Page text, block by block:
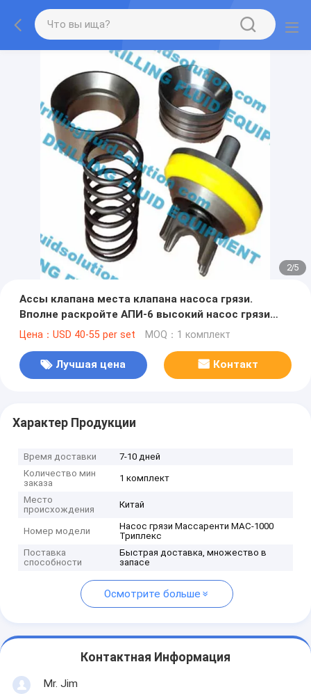
2/5
Ассы клапана места клапана насоса грязи.
Вполне раскройте АПИ-6 высокий насос грязи
легированной стали 20КрМоТи Ф/Массаренти
Цена：USD 40-55 per set MOQ：1 комплект
Лучшая цена Контакт
Характер Продукции
Время доставки
7-10 дней
Количество мин
заказа
1 комплект
Место
происхождения
Китай
Номер модели
Насос грязи Массаренти МАС-1000
Триплекс
Поставка
способности
Быстрая доставка, множество в
запасе
Осмотрите больше
Контактная Информация
Mr. Jim